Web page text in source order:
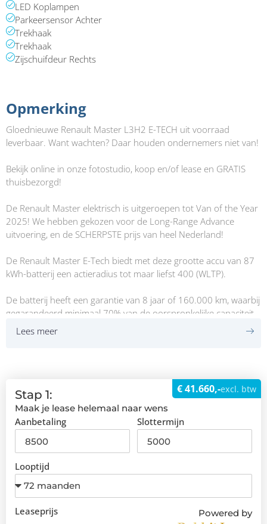
LED Koplampen
Parkeersensor Achter
Trekhaak
Trekhaak
Zijschuifdeur Rechts
Opmerking​
Gloednieuwe Renault Master L3H2 E-TECH uit voorraad
leverbaar. Want wachten? Daar houden ondernemers niet van!
Bekijk online in onze fotostudio, koop en/of lease en GRATIS
thuisbezorgd!
De Renault Master elektrisch is uitgeroepen tot Van of the Year
2025! We hebben gekozen voor de Long-Range Advance
uitvoering, en de SCHERPSTE prijs van heel Nederland!
De Renault Master E-Tech biedt met deze grootte accu van 87
kWh-batterij een actieradius tot maar liefst 400 (WLTP).
De batterij heeft een garantie van 8 jaar of 160.000 km, waarbij
gegarandeerd minimaal 70% van de oorspronkelijke capaciteit
behouden blijft.
– Trekhaak 2300 kg
– Opstap geïntegreerd in de achterbumper
– OpenR link multimediasysteem met 10" touchscreen
– Instrumentarium met 7" TFT kleurenscherm
– Snelladen 140 kWh
– parkeersensoren achterkant
– Electric route planner
– Navigatie via Google Maps
– DAB+ radio
Lees meer
Stap 1:
Maak je lease helemaal naar wens
Aanbetaling Slottermijn
Looptijd
Leaseprijs Powered by
€ 41.660,-excl. btw